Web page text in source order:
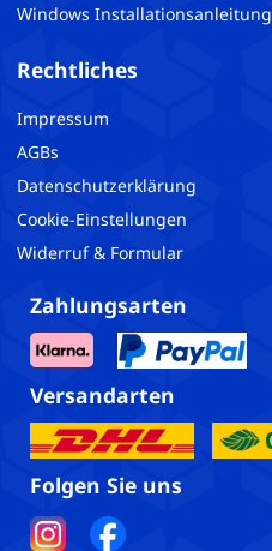
Windows Installationsanleitung
Rechtliches
Impressum
AGBs
Datenschutzerklärung
Cookie-Einstellungen
Widerruf & Formular
Zahlungsarten
Versandarten
Folgen Sie uns